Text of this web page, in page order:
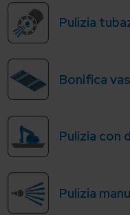
Pulizia
Bonifica
Pulizia con
Pulizia